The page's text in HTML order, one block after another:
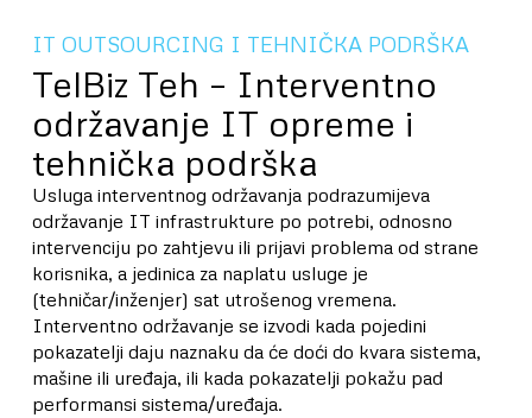
IT OUTSOURCING I TEHNIČKA PODRŠKA
TelBiz Teh – Interventno
održavanje IT opreme i
tehnička podrška
Usluga interventnog održavanja podrazumijeva
održavanje IT infrastrukture po potrebi, odnosno
intervenciju po zahtjevu ili prijavi problema od strane
korisnika, a jedinica za naplatu usluge je
(tehničar/inženjer) sat utrošenog vremena.
Interventno održavanje se izvodi kada pojedini
pokazatelji daju naznaku da će doći do kvara sistema,
mašine ili uređaja, ili kada pokazatelji pokažu pad
performansi sistema/uređaja.